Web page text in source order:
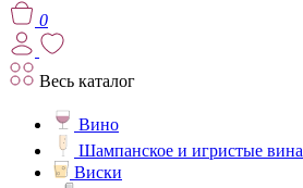
0
Весь каталог
Вино
Шампанское и игристые вина
Виски